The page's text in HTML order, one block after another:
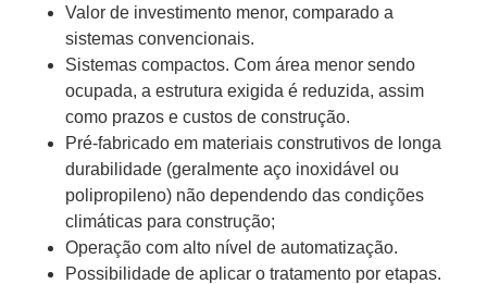
Valor de investimento menor, comparado a
sistemas convencionais.
Sistemas compactos. Com área menor sendo
ocupada, a estrutura exigida é reduzida, assim
como prazos e custos de construção.
Pré-fabricado em materiais construtivos de longa
durabilidade (geralmente aço inoxidável ou
polipropileno) não dependendo das condições
climáticas para construção;
Operação com alto nível de automatização.
Possibilidade de aplicar o tratamento por etapas.